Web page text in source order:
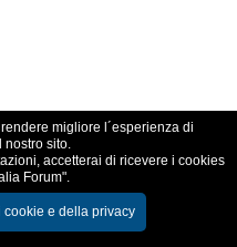
migliore l´esperienza di
nostro sito.
accetterai di ricevere i cookies
Forum".
cookie e della privacy